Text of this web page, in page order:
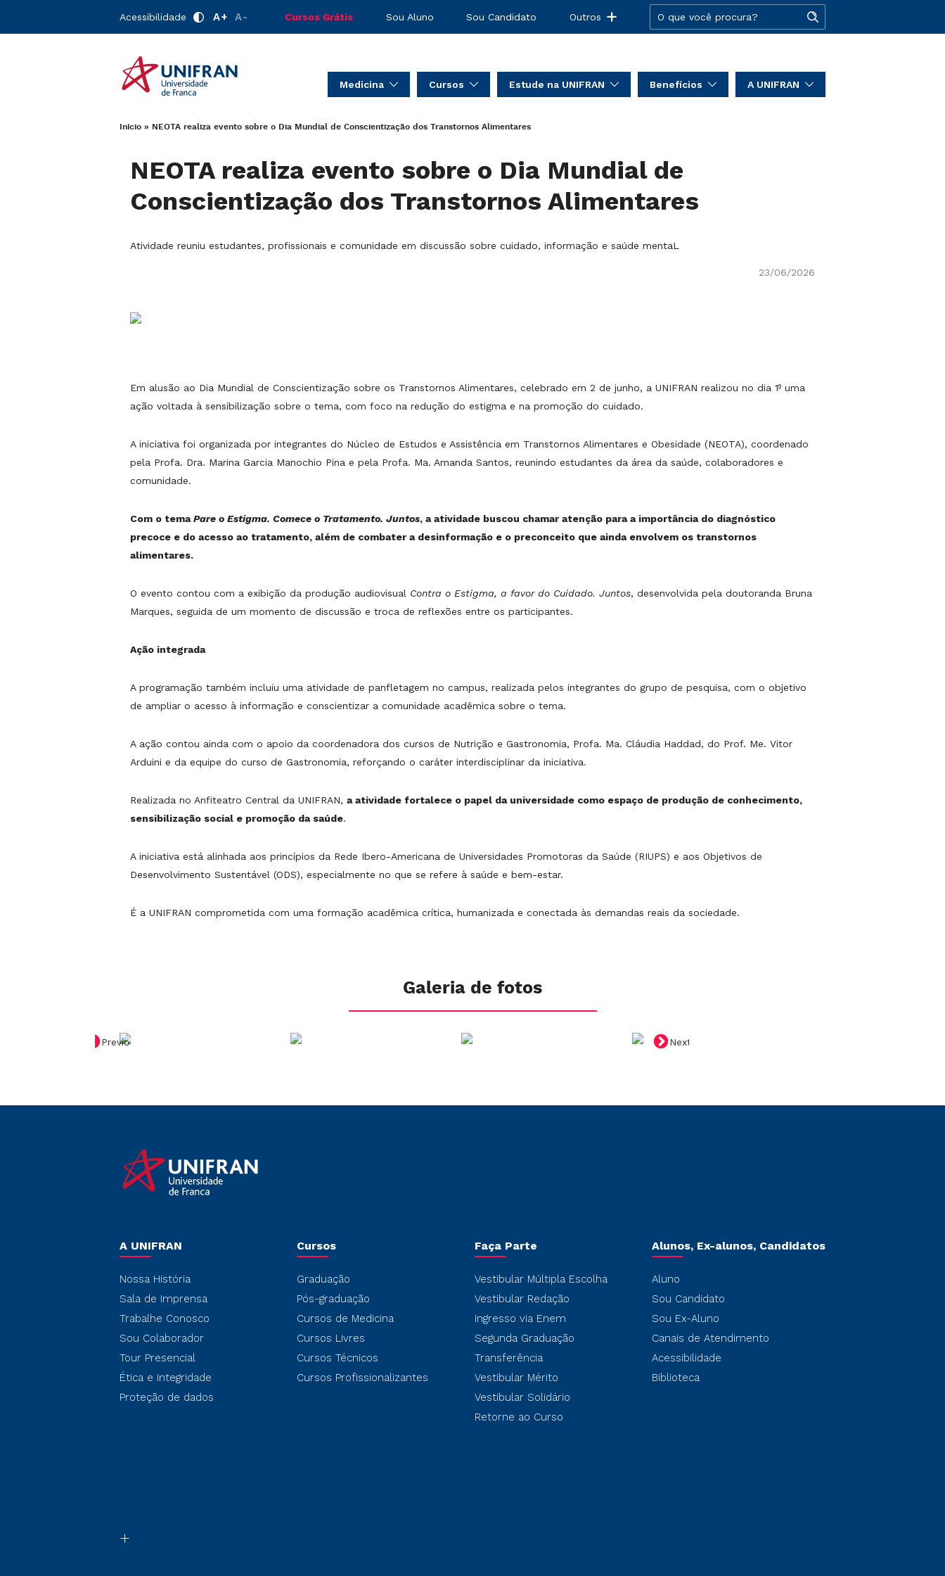
Acessibilidade A+ A- Cursos Grátis Sou Aluno Sou Candidato Outros
Medicina Cursos Estude na UNIFRAN Benefícios A UNIFRAN
Início » NEOTA realiza evento sobre o Dia Mundial de Conscientização dos Transtornos Alimentares
NEOTA realiza evento sobre o Dia Mundial de
Conscientização dos Transtornos Alimentares
Atividade reuniu estudantes, profissionais e comunidade em discussão sobre cuidado, informação e saúde mentaL
23/06/2026
Em alusão ao Dia Mundial de Conscientização sobre os Transtornos Alimentares, celebrado em 2 de junho, a UNIFRAN realizou no dia 1º uma
ação voltada à sensibilização sobre o tema, com foco na redução do estigma e na promoção do cuidado.
A iniciativa foi organizada por integrantes do Núcleo de Estudos e Assistência em Transtornos Alimentares e Obesidade (NEOTA), coordenado
pela Profa. Dra. Marina Garcia Manochio Pina e pela Profa. Ma. Amanda Santos, reunindo estudantes da área da saúde, colaboradores e
comunidade.
Com o temaPare o Estigma. Comece o Tratamento. Juntos, a atividade buscou chamar atenção para a importância do diagnóstico
precoce e do acesso ao tratamento, além de combater a desinformação e o preconceito que ainda envolvem os transtornos
alimentares.
O evento contou com a exibição da produção audiovisual Contra o Estigma, a favor do Cuidado. Juntos, desenvolvida pela doutoranda Bruna
Marques, seguida de um momento de discussão e troca de reflexões entre os participantes.
Ação integrada
A programação também incluiu uma atividade de panfletagem no campus, realizada pelos integrantes do grupo de pesquisa, com o objetivo
de ampliar o acesso à informação e conscientizar a comunidade acadêmica sobre o tema.
A ação contou ainda com o apoio da coordenadora dos cursos de Nutrição e Gastronomia, Profa. Ma. Cláudia Haddad, do Prof. Me. Vitor
Arduini e da equipe do curso de Gastronomia, reforçando o caráter interdisciplinar da iniciativa.
Realizada no Anfiteatro Central da UNIFRAN, a atividade fortalece o papel da universidade como espaço de produção de conhecimento,
sensibilização social e promoção da saúde.
A iniciativa está alinhada aos princípios da Rede Ibero-Americana de Universidades Promotoras da Saúde (RIUPS) e aos Objetivos de
Desenvolvimento Sustentável (ODS), especialmente no que se refere à saúde e bem-estar.
É a UNIFRAN comprometida com uma formação acadêmica crítica, humanizada e conectada às demandas reais da sociedade.
Galeria de fotos
Previous Next
A UNIFRAN
Nossa História
Sala de Imprensa
Trabalhe Conosco
Sou Colaborador
Tour Presencial
Ética e Integridade
Proteção de dados
Cursos
Graduação
Pós-graduação
Cursos de Medicina
Cursos Livres
Cursos Técnicos
Cursos Profissionalizantes
Faça Parte
Vestibular Múltipla Escolha
Vestibular Redação
Ingresso via Enem
Segunda Graduação
Transferência
Vestibular Mérito
Vestibular Solidário
Retorne ao Curso
Alunos, Ex-alunos, Candidatos
Aluno
Sou Candidato
Sou Ex-Aluno
Canais de Atendimento
Acessibilidade
Biblioteca